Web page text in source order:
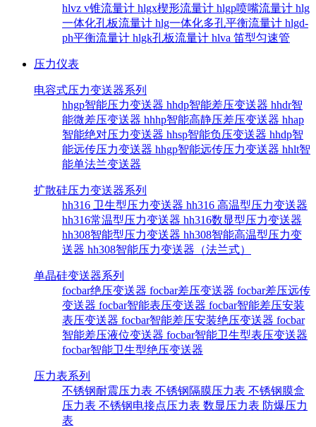
hlvz v锥流量计 hlgx楔形流量计 hlgp喷嘴流量计 hlg
一体化孔板流量计 hlg一体化多孔平衡流量计 hlgd-
ph平衡流量计 hlgk孔板流量计 hlva 笛型匀速管
压力仪表
电容式压力变送器系列
hhgp智能压力变送器 hhdp智能差压变送器 hhdr智
能微差压变送器 hhhp智能高静压差压变送器 hhap
智能绝对压力变送器 hhsp智能负压变送器 hhdp智
能远传压力变送器 hhgp智能远传压力变送器 hhlt智
能单法兰变送器
扩散硅压力变送器系列
hh316 卫生型压力变送器 hh316 高温型压力变送器
hh316常温型压力变送器 hh316数显型压力变送器
hh308智能型压力变送器 hh308智能高温型压力变
送器 hh308智能压力变送器（法兰式）
单晶硅变送器系列
focbar绝压变送器 focbar差压变送器 focbar差压远传
变送器 focbar智能表压变送器 focbar智能差压安装
表压变送器 focbar智能差压安装绝压变送器 focbar
智能差压液位变送器 focbar智能卫生型表压变送器
focbar智能卫生型绝压变送器
压力表系列
不锈钢耐震压力表 不锈钢隔膜压力表 不锈钢膜盒
压力表 不锈钢电接点压力表 数显压力表 防爆压力
表